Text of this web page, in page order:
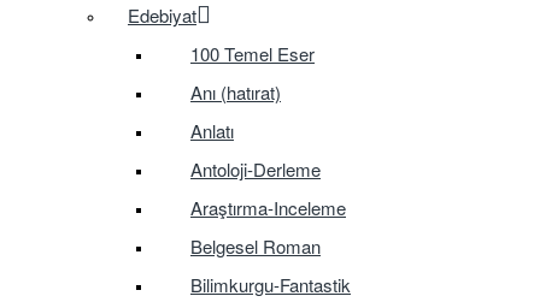
Edebiyat
100 Temel Eser
Anı (hatırat)
Anlatı
Antoloji-Derleme
Araştırma-Inceleme
Belgesel Roman
Bilimkurgu-Fantastik